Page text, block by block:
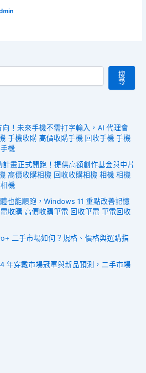
搜
尋
向！未來手機不需打字輸入，AI 代理會
手機收購 高價收購手機 回收手機 手機
機
畫正式開跑！提供高額創作基金與中片
高價收購相機 回收收購相機 相機 相機
機
也能順跑，Windows 11 重點改善記憶
收購 高價收購筆電 回收筆電 筆電回收
二手市場如何？規格、價格與選購指
年穿戴市場冠軍與新品預測，二手市場